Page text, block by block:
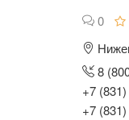
0
8
+7
+7